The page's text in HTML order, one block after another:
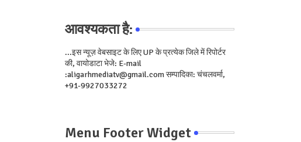
आवश्यकता है:
...इस न्यूज़ वेबसाइट के लिए UP के प्रत्येक जिले में रिपोर्टर
की, वायोडाटा भेजे: E-mail
:aligarhmediatv@gmail.com सम्पादिका: चंचलवर्मा,
+91-9927033272
Menu Footer Widget